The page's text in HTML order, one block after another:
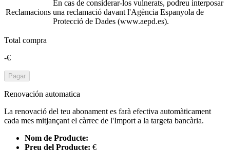
Reclamacions
En cas de considerar-los vulnerats, podreu interposar
una reclamació davant l'Agència Espanyola de
Protecció de Dades (www.aepd.es).
Total compra
-€
Pagar
Renovación automatica
La renovació del teu abonament es farà efectiva automàticament
cada mes mitjançant el càrrec de l'Import a la targeta bancària.
Nom de Producte:
Preu del Producte: €